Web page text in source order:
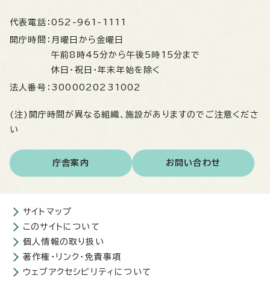
代表電話： 052-961-1111
開庁時間： 月曜日から金曜日
午前8時45分から午後5時15分まで
休日・祝日・年末年始を除く
法人番号： 3000020231002
(注)開庁時間が異なる組織、施設がありますのでご注意くださ
い
庁舎案内 お問い合わせ
サイトマップ
このサイトについて
個人情報の取り扱い
著作権・リンク・免責事項
ウェブアクセシビリティについて